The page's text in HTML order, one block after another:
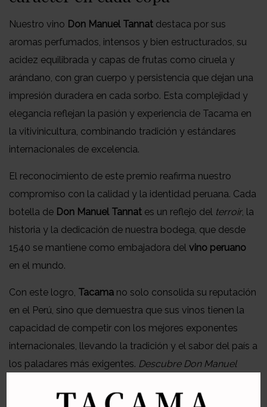
Nuestro vino Don Manuel Tannat destaca por sus
aromas perfumados, intensos y bien estructurados, su
acidez equilibrada y capas de frutas como ciruela y
arándano, con gran cuerpo y persistencia que dejan una
impresión duradera en cada sorbo. Esta complejidad y
elegancia reflejan la pasión y experiencia de Tacama en
la vitivinicultura, combinando tradición y estándares
internacionales de excelencia.
El reconocimiento de este premio reafirma nuestro
compromiso con la calidad y la identidad peruana. Cada
botella de Don Manuel Tannat es un reflejo del terroir, la
historia y la dedicación de nuestra bodega, que desde
1540 se mantiene como embajadora del vino peruano
en el mundo.
Con este logro, Tacama no solo consolida su reputación
en el Perú, sino que demuestra que sus vinos tienen la
capacidad de competir con los mejores exponentes
internacionales, llevando la tradición y el sabor del país a
los paladares más exigentes. Descubre Don Manuel
potencia de un vino peruano premiado